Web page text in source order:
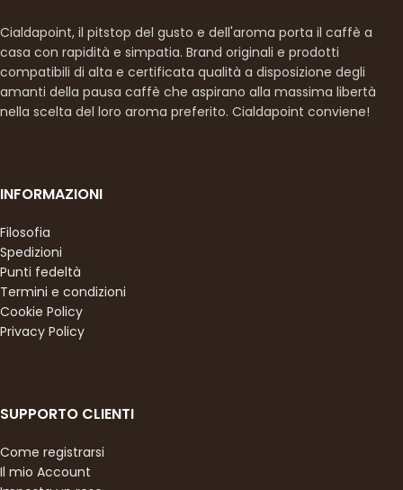
Cialdapoint, il pitstop del gusto e dell'aroma porta il caffè a
casa con rapidità e simpatia. Brand originali e prodotti
compatibili di alta e certificata qualità a disposizione degli
amanti della pausa caffè che aspirano alla massima libertà
nella scelta del loro aroma preferito. Cialdapoint conviene!
INFORMAZIONI
Filosofia
Spedizioni
Punti fedeltà
Termini e condizioni
Cookie Policy
Privacy Policy
SUPPORTO CLIENTI
Come registrarsi
Il mio Account